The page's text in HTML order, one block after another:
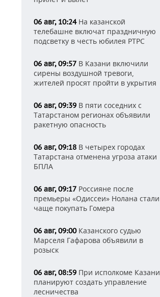
06 авг, 10:24На казанской
телебашне включат праздничную
подсветку в честь юбилея РТРС
06 авг, 09:57 В Казани включили
сирены воздушной тревоги,
жителей просят пройти в укрытия
06 авг, 09:39 В пяти соседних с
Татарстаном регионах объявили
ракетную опасность
06 авг, 09:18 В четырех городах
Татарстана отменена угроза атаки
БПЛА
06 авг, 09:17 Россияне после
премьеры «Одиссеи» Нолана стали
чаще покупать Гомера
06 авг, 09:00Казанского судью
Марселя Гафарова объявили в
розыск
06 авг, 08:59 При исполкоме Казани
планируют создать управление
лесничества